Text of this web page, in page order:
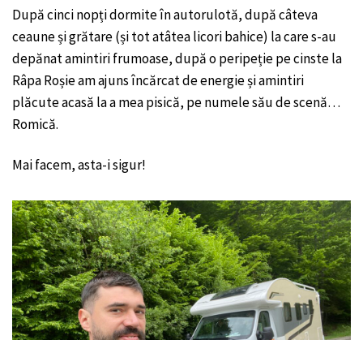
După cinci nopți dormite în autorulotă, după câteva
ceaune și grătare (și tot atâtea licori bahice) la care s-au
depănat amintiri frumoase, după o peripeție pe cinste la
Râpa Roșie am ajuns încărcat de energie și amintiri
plăcute acasă la a mea pisică, pe numele său de scenă…
Romică.
Mai facem, asta-i sigur!